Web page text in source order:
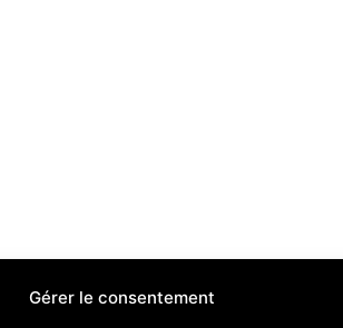
Gérer le consentement